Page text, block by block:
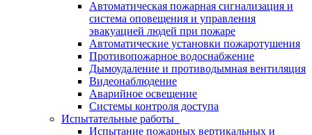
Автоматическая пожарная сигнализация и
система оповещения и управления
эвакуацией людей при пожаре
Автоматические установки пожаротушения
Противопожарное водоснабжение
Дымоудаление и противодымная вентиляция
Видеонаблюдение
Аварийное освещение
Системы контроля доступа
Испытательные работы
Испытание пожарных вертикальных и